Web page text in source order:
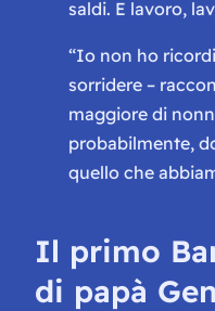
saldi. E lavoro,
“Io non ho
sorridere–
maggiore di
probabilmente,
quello che
Il primo
di papà